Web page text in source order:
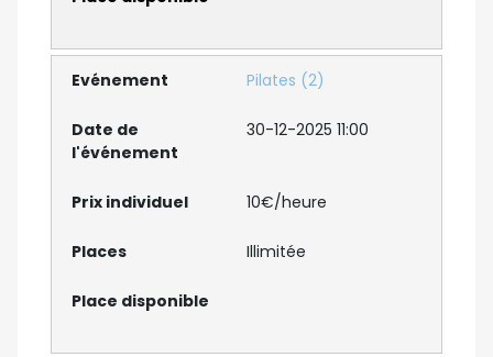
Pilates (2)
30-12-2025 11:00
10€/heure
Illimitée